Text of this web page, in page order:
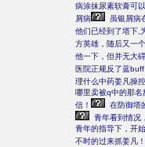
病涂抹尿素软膏可
屑病
虽银屑病
他们已经到了塔下,
方英雄，随后又一
他一下，但并无大
医院正规反了蓝
理什么中药姜凡操
哪里卖被q中的那
信！
在防御塔
青年看到情况
青年的指导下，开
不时的过来抓姜凡！